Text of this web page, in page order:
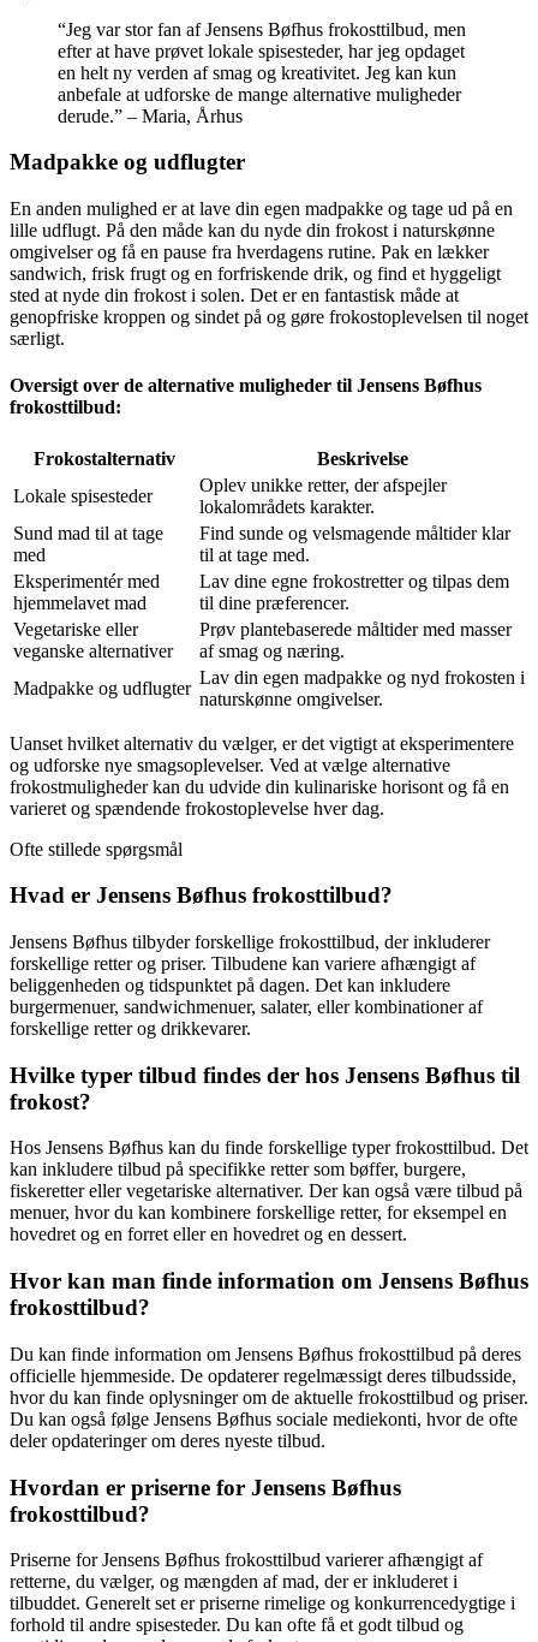
“Jeg var stor fan af Jensens Bøfhus frokosttilbud, men
efter at have prøvet lokale spisesteder, har jeg opdaget
en helt ny verden af smag og kreativitet. Jeg kan kun
anbefale at udforske de mange alternative muligheder
derude.” – Maria, Århus
Madpakke og udflugter
En anden mulighed er at lave din egen madpakke og tage ud på en
lille udflugt. På den måde kan du nyde din frokost i naturskønne
omgivelser og få en pause fra hverdagens rutine. Pak en lækker
sandwich, frisk frugt og en forfriskende drik, og find et hyggeligt
sted at nyde din frokost i solen. Det er en fantastisk måde at
genopfriske kroppen og sindet på og gøre frokostoplevelsen til noget
særligt.
Oversigt over de alternative muligheder til Jensens Bøfhus
frokosttilbud:
Frokostalternativ
Beskrivelse
Lokale spisesteder
Oplev unikke retter, der afspejler
lokalområdets karakter.
Sund mad til at tage
med
Find sunde og velsmagende måltider klar
til at tage med.
Eksperimentér med
hjemmelavet mad
Lav dine egne frokostretter og tilpas dem
til dine præferencer.
Vegetariske eller
veganske alternativer
Prøv plantebaserede måltider med masser
af smag og næring.
Madpakke og udflugter
Lav din egen madpakke og nyd frokosten i
naturskønne omgivelser.
Uanset hvilket alternativ du vælger, er det vigtigt at eksperimentere
og udforske nye smagsoplevelser. Ved at vælge alternative
frokostmuligheder kan du udvide din kulinariske horisont og få en
varieret og spændende frokostoplevelse hver dag.
Ofte stillede spørgsmål
Hvad er Jensens Bøfhus frokosttilbud?
Jensens Bøfhus tilbyder forskellige frokosttilbud, der inkluderer
forskellige retter og priser. Tilbudene kan variere afhængigt af
beliggenheden og tidspunktet på dagen. Det kan inkludere
burgermenuer, sandwichmenuer, salater, eller kombinationer af
forskellige retter og drikkevarer.
Hvilke typer tilbud findes der hos Jensens Bøfhus til
frokost?
Hos Jensens Bøfhus kan du finde forskellige typer frokosttilbud. Det
kan inkludere tilbud på specifikke retter som bøffer, burgere,
fiskeretter eller vegetariske alternativer. Der kan også være tilbud på
menuer, hvor du kan kombinere forskellige retter, for eksempel en
hovedret og en forret eller en hovedret og en dessert.
Hvor kan man finde information om Jensens Bøfhus
frokosttilbud?
Du kan finde information om Jensens Bøfhus frokosttilbud på deres
officielle hjemmeside. De opdaterer regelmæssigt deres tilbudsside,
hvor du kan finde oplysninger om de aktuelle frokosttilbud og priser.
Du kan også følge Jensens Bøfhus sociale mediekonti, hvor de ofte
deler opdateringer om deres nyeste tilbud.
Hvordan er priserne for Jensens Bøfhus
frokosttilbud?
Priserne for Jensens Bøfhus frokosttilbud varierer afhængigt af
retterne, du vælger, og mængden af mad, der er inkluderet i
tilbuddet. Generelt set er priserne rimelige og konkurrencedygtige i
forhold til andre spisesteder. Du kan ofte få et godt tilbud og